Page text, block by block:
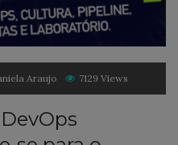
Araujo 7129 Views